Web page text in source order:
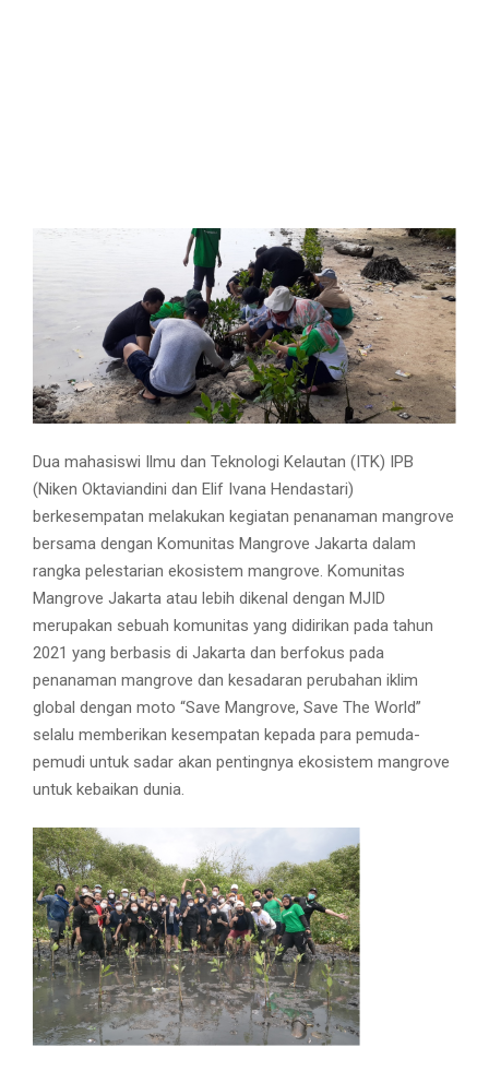
Dua mahasiswi Ilmu dan Teknologi Kelautan (ITK) IPB
(Niken Oktaviandini dan Elif Ivana Hendastari)
berkesempatan melakukan kegiatan penanaman mangrove
bersama dengan Komunitas Mangrove Jakarta dalam
rangka pelestarian ekosistem mangrove. Komunitas
Mangrove Jakarta atau lebih dikenal dengan MJID
merupakan sebuah komunitas yang didirikan pada tahun
2021 yang berbasis di Jakarta dan berfokus pada
penanaman mangrove dan kesadaran perubahan iklim
global dengan moto “Save Mangrove, Save The World”
selalu memberikan kesempatan kepada para pemuda-
pemudi untuk sadar akan pentingnya ekosistem mangrove
untuk kebaikan dunia.